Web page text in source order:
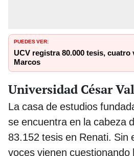
PUEDES VER:
UCV registra 80.000 tesis, cuatro
Marcos
Universidad César
La casa de estudios
se encuentra en la cabeza
83.152 tesis en Renati. Sin
voces vienen cuestionando